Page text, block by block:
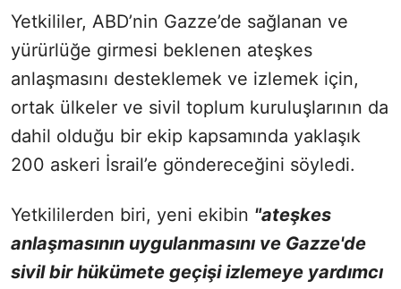
Yetkililer, ABD’nin Gazze’de sağlanan ve
yürürlüğe girmesi beklenen ateşkes
anlaşmasını desteklemek ve izlemek için,
ortak ülkeler ve sivil toplum kuruluşlarının da
dahil olduğu bir ekip kapsamında yaklaşık
200 askeri İsrail’e göndereceğini söyledi.
Yetkililerden biri, yeni ekibin "ateşkes
anlaşmasının uygulanmasını ve Gazze'de
sivil bir hükümete geçişi izlemeye yardımcı